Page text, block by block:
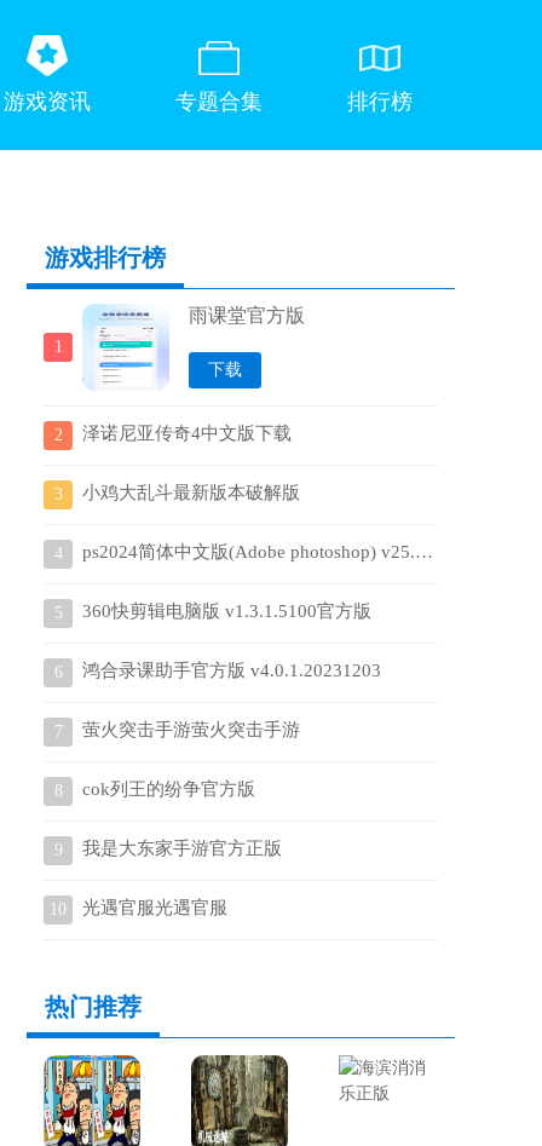
游戏资讯 专题合集 排行榜
游戏排行榜
1
雨课堂官方版
下载
2 泽诺尼亚传奇4中文版下载
3 小鸡大乱斗最新版本破解版
4 ps2024简体中文版(Adobe photoshop) v25.12.0.806
5 360快剪辑电脑版 v1.3.1.5100官方版
6 鸿合录课助手官方版 v4.0.1.20231203
7 萤火突击手游萤火突击手游
8 cok列王的纷争官方版
9 我是大东家手游官方正版
10 光遇官服光遇官服
热门推荐